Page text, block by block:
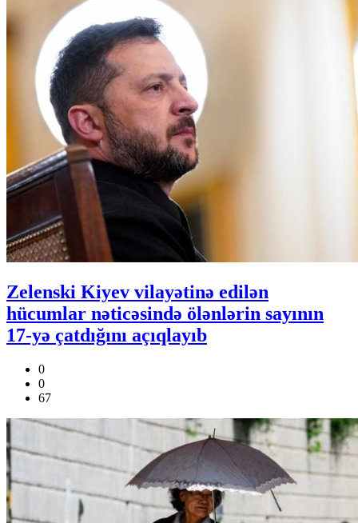
Zelenski Kiyev vilayətinə edilən
hücumlar nəticəsində ölənlərin sayının
17-yə çatdığını açıqlayıb
0
0
67